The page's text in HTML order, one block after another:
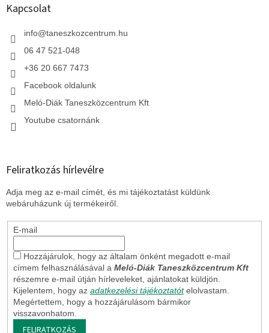
Kapcsolat
info@taneszkozcentrum.hu
06 47 521-048
+36 20 667 7473
Facebook oldalunk
Meló-Diák Taneszközcentrum Kft
Youtube csatornánk
Feliratkozás hírlevélre
Adja meg az e-mail címét, és mi tájékoztatást küldünk
webáruházunk új termékeiről.
E-mail
Hozzájárulok, hogy az általam önként megadott e-mail
címem felhasználásával a Meló-Diák Taneszközcentrum Kft
részemre e-mail útján hírleveleket, ajánlatokat küldjön.
Kijelentem, hogy az adatkezelési tájékoztatót elolvastam.
Megértettem, hogy a hozzájárulásom bármikor
visszavonhatom.
FELIRATKOZÁS